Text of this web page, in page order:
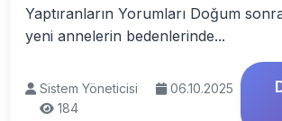
Yaptıranların Yorumları Doğum
yeni annelerin bedenlerinde...
Sistem Yöneticisi
06.10.2025
184